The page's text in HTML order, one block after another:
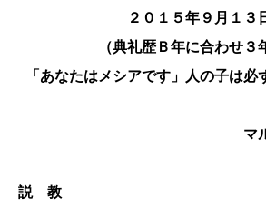
２０１５年９月１
（典礼歴Ｂ年に合わせ３
「あなたはメシアです」人の子は必
マ
説 教